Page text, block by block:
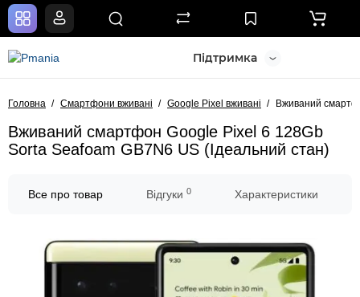
Підтримка
Головна Смартфони вживані Google Pixel вживані Вживаний
Вживаний смартфон Google Pixel 6 128Gb
Sorta Seafoam GB7N6 US (Ідеальний стан)
Все про товар Відгуки 0 Характеристики